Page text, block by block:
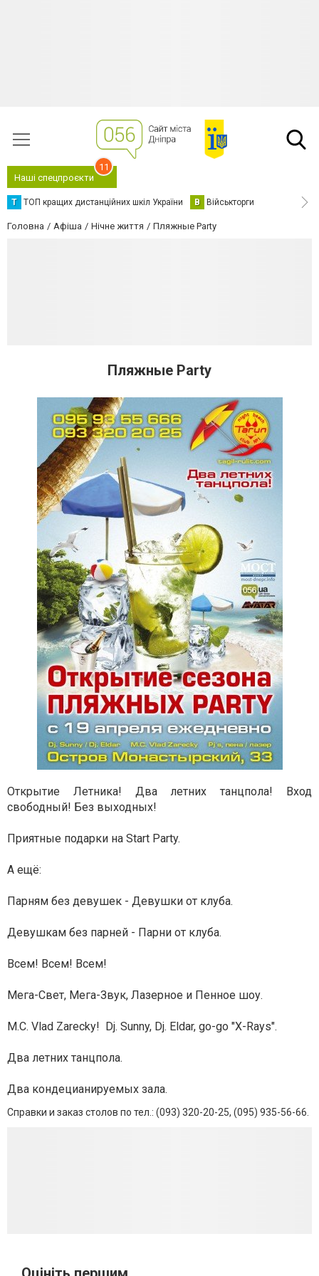
Наші спецпроєкти
11
Т ТОП кращих дистанційних шкіл України В Військторги
Головна Афіша Нічне життя Пляжные Party
Пляжные Party
Открытие Летника! Два летних танцпола! Вход
свободный! Без выходных!
Приятные подарки на Start Party.
А ещё:
Парням без девушек - Девушки от клуба.
Девушкам без парней - Парни от клуба.
Всем! Всем! Всем!
Мега-Свет, Мега-Звук, Лазерное и Пенное шоу.
M.C. Vlad Zarecky! Dj. Sunny, Dj. Eldar, go-go "X-Rays".
Два летних танцпола.
Два кондецианируемых зала.
Справки и заказ столов по тел.: (093) 320-20-25, (095) 935-56-66.